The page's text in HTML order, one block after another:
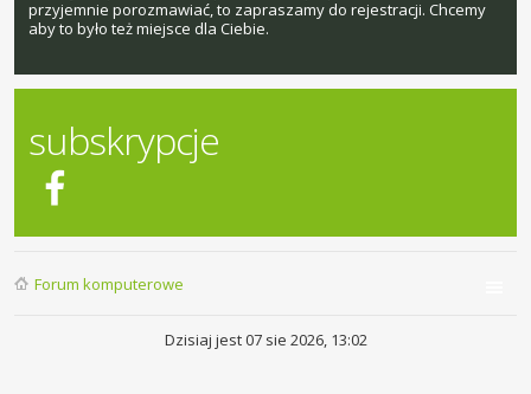
przyjemnie porozmawiać, to zapraszamy do rejestracji. Chcemy
aby to było też miejsce dla Ciebie.
subskrypcje
Forum komputerowe
Dzisiaj jest 07 sie 2026, 13:02